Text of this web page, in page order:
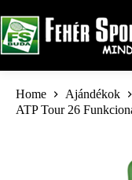
to
content
Home
Ajándékok
ATP Tour 26